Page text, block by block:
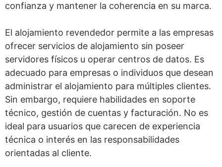
confianza y mantener la coherencia en su marca.
El alojamiento revendedor permite a las empresas
ofrecer servicios de alojamiento sin poseer
servidores físicos u operar centros de datos. Es
adecuado para empresas o individuos que desean
administrar el alojamiento para múltiples clientes.
Sin embargo, requiere habilidades en soporte
técnico, gestión de cuentas y facturación. No es
ideal para usuarios que carecen de experiencia
técnica o interés en las responsabilidades
orientadas al cliente.